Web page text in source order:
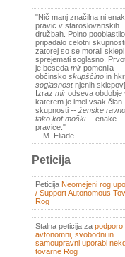
"Nič manj značilna ni
pravic v staroslovanskih
družbah. Polno
pripadalo celotni
zatorej so se morali sklepi
sprejemati soglasno.
je beseda mir pomenila
občinsko skupščino in
soglasnostnjenih
Izraz mir odseva obdobje
katerem je imel vsak član
skupnosti -- ženske ravno
tako kot moški-- enake
pravice."
-- M. Eliade
Peticija
Peticija Neomejeni rog
/ Support Autonomous
Rog
Stalna peticija za podporo
avtonomni, svobodni in
samoupravni uporabi
tovarne Rog